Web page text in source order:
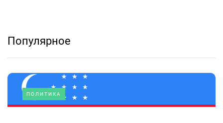
Популярное
ПОЛИТИКА